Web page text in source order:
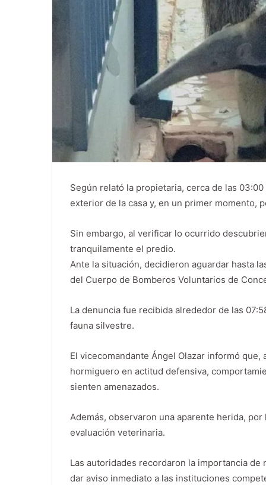
Según relató la propietaria, cerca de las
exterior de la casa y, en un primer momento,
Sin embargo, al verificar lo ocurrido
tranquilamente el predio.
Ante la situación, decidieron aguardar hasta
del Cuerpo de Bomberos Voluntarios de
La denuncia fue recibida alrededor de las
fauna silvestre.
El vicecomandante Ángel Olazar informó
hormiguero en actitud defensiva,
sienten amenazados.
Además, observaron una aparente herida,
evaluación veterinaria.
Las autoridades recordaron la importancia
dar aviso inmediato a las instituciones